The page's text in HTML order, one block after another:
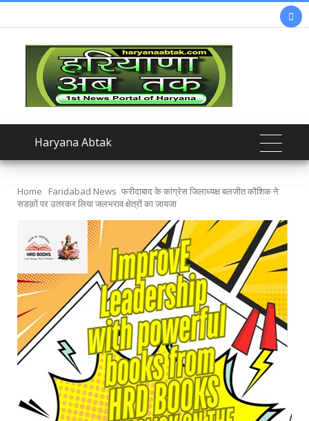

Haryana Abtak
Home Faridabad News फरीदाबाद के कांग्रेस जिलाध्यक्ष बलजीत कौशिक ने
सडक़ों पर उतरकर लिया जलभराव क्षेत्रों का जायजा